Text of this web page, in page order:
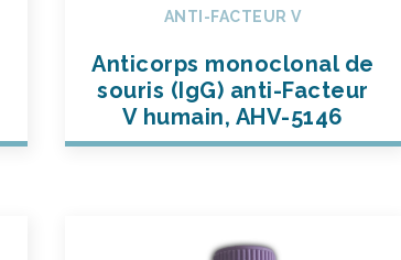
ANTI-FACTEUR V
Anticorps monoclonal de
souris (IgG) anti-Facteur
V humain, AHV-5146